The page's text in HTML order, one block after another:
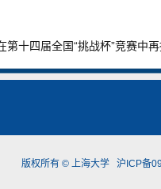
第十四届全国“挑战杯”竞赛中再
版权所有 © 上海大学 沪ICP备